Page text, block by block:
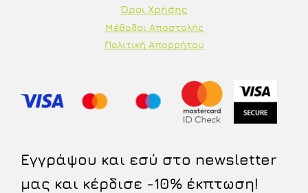
Όροι Χρήσης
Μέθοδοι Αποστολής
Πολιτική Απορρήτου
Εγγράψου και εσύ στο newsletter
μας και κέρδισε -10% έκπτωση!